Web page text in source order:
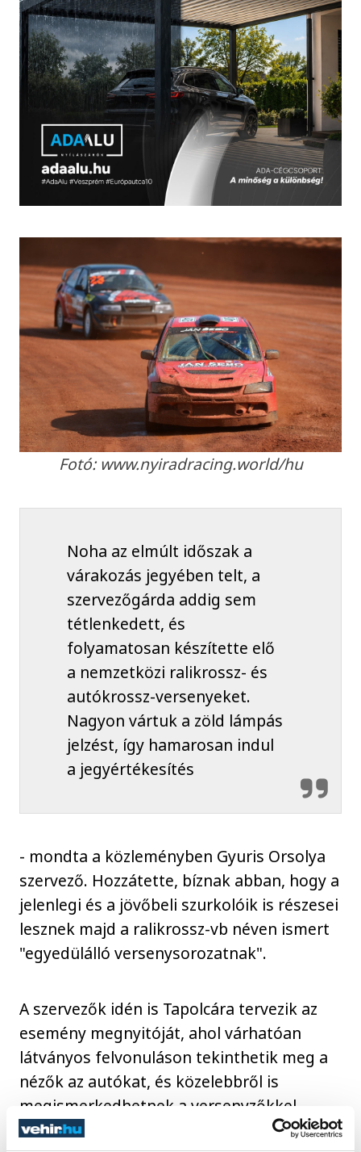
Fotó: www.nyiradracing.world/hu
Noha az elmúlt időszak a
várakozás jegyében telt, a
szervezőgárda addig sem
tétlenkedett, és
folyamatosan készítette elő
a nemzetközi ralikrossz- és
autókrossz-versenyeket.
Nagyon vártuk a zöld lámpás
jelzést, így hamarosan indul
a jegyértékesítés
- mondta a közleményben Gyuris Orsolya
szervező. Hozzátette, bíznak abban, hogy a
jelenlegi és a jövőbeli szurkolóik is részesei
lesznek majd a ralikrossz-vb néven ismert
"egyedülálló versenysorozatnak".
A szervezők idén is Tapolcára tervezik az
esemény megnyitóját, ahol várhatóan
látványos felvonuláson tekinthetik meg a
nézők az autókat, és közelebbről is
megismerkedhetnek a versenyzőkkel.